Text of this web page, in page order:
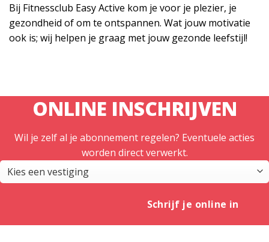
Bij Fitnessclub Easy Active kom je voor je plezier, je
gezondheid of om te ontspannen. Wat jouw motivatie
ook is; wij helpen je graag met jouw gezonde leefstijl!
ONLINE INSCHRIJVEN
Wil je zelf al je abonnement regelen? Eventuele acties
worden direct verwerkt.
Schrijf je online in